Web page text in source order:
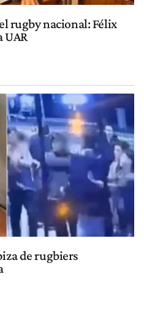
rugby nacional: Félix
UAR
de rugbiers